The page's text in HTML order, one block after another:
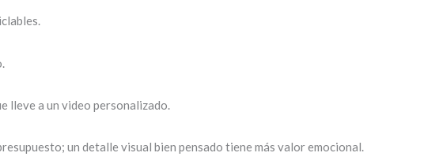
lleve a un video personalizado.
un detalle visual bien pensado tiene más valor emocional.